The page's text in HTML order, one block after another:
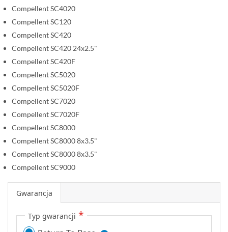
Compellent SC4020
Compellent SC120
Compellent SC420
Compellent SC420 24x2.5"
Compellent SC420F
Compellent SC5020
Compellent SC5020F
Compellent SC7020
Compellent SC7020F
Compellent SC8000
Compellent SC8000 8x3.5"
Compellent SC8000 8x3.5"
Compellent SC9000
Gwarancja
Typ gwarancji